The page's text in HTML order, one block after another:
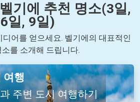
기에 추천 명소(3일,
6일, 9일)
어를 얻으세요. 벨기에의 대표적인
소를 소개해 드립니다.
여행
주변 도시 여행하기